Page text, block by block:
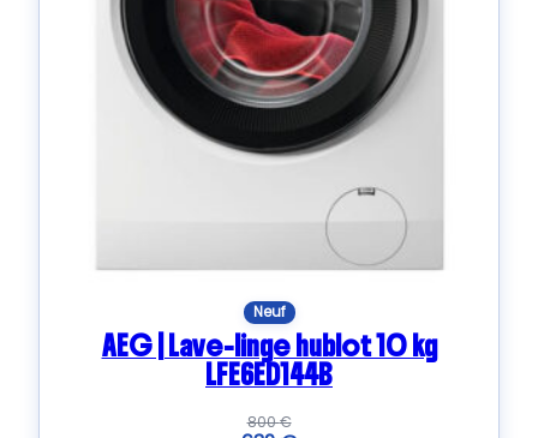
Neuf
AEG | Lave-linge hublot 10 kg
LFE6ED144B
800€